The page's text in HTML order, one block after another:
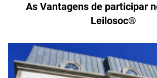
As Vantagens de participar
Leilosoc®